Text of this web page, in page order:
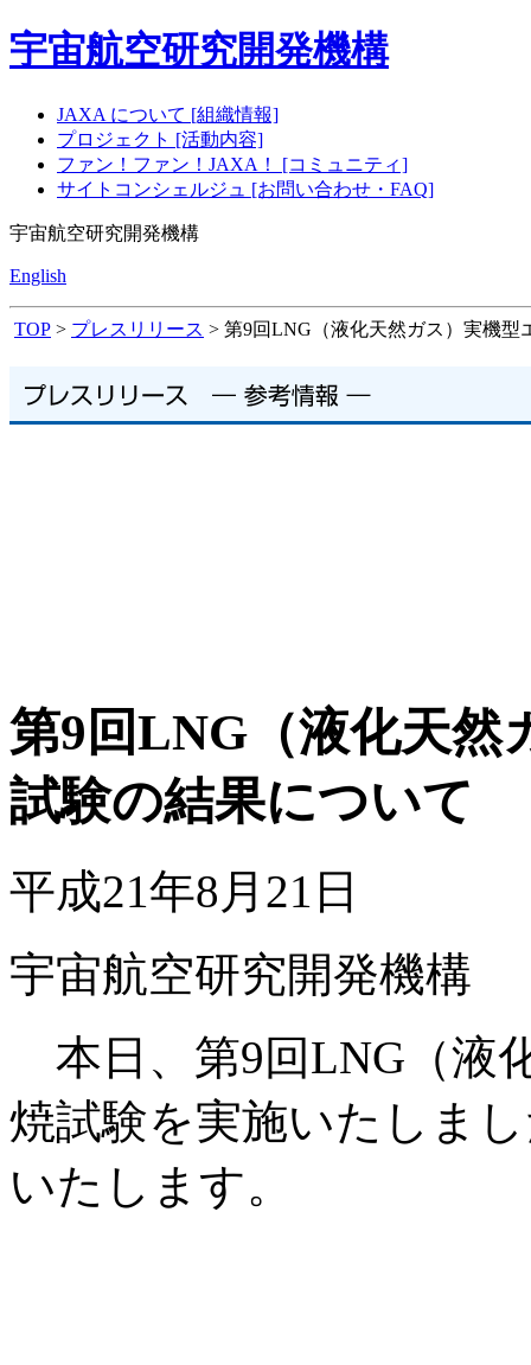
宇宙航空研究開発機構
JAXA について [組織情報]
プロジェクト [活動内容]
ファン！ファン！JAXA！ [コミュニティ]
サイトコンシェルジュ [お問い合わせ・FAQ]
宇宙航空研究開発機構
English
TOP > プレスリリース > 第9回LNG（液化天然ガス）実機型
第9回LNG（液化天然
試験の結果について
平成21年8月21日
宇宙航空研究開発機構
本日、第9回LNG（液
焼試験を実施いたしま
いたします。